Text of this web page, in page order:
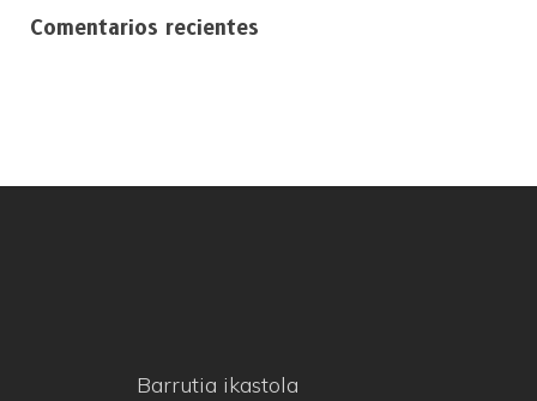
Comentarios recientes
Barrutia ikastola